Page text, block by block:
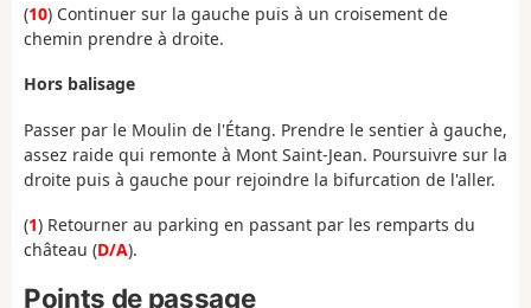
(10) Continuer sur la gauche puis à un croisement de
chemin prendre à droite.
Hors balisage
Passer par le Moulin de l'Étang. Prendre le sentier à gauche,
assez raide qui remonte à Mont Saint-Jean. Poursuivre sur la
droite puis à gauche pour rejoindre la bifurcation de l'aller.
(1) Retourner au parking en passant par les remparts du
château (D/A).
Points de passage